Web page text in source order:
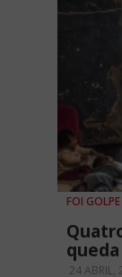
FOI GOLPE
24 ABRIL,